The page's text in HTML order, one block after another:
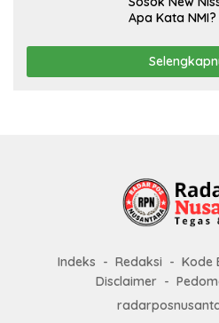
Apa Kata NMI?
Indeks Redaksi Kode
Disclaimer